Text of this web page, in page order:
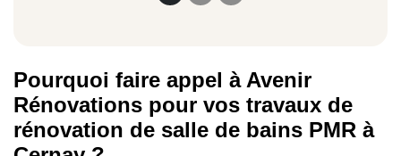
Pourquoi faire appel à Avenir
Rénovations pour vos travaux de
rénovation de salle de bains PMR à